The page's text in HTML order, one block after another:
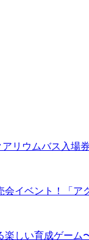
アリウムバス入場
イベント！「ア
楽しい育成ゲー